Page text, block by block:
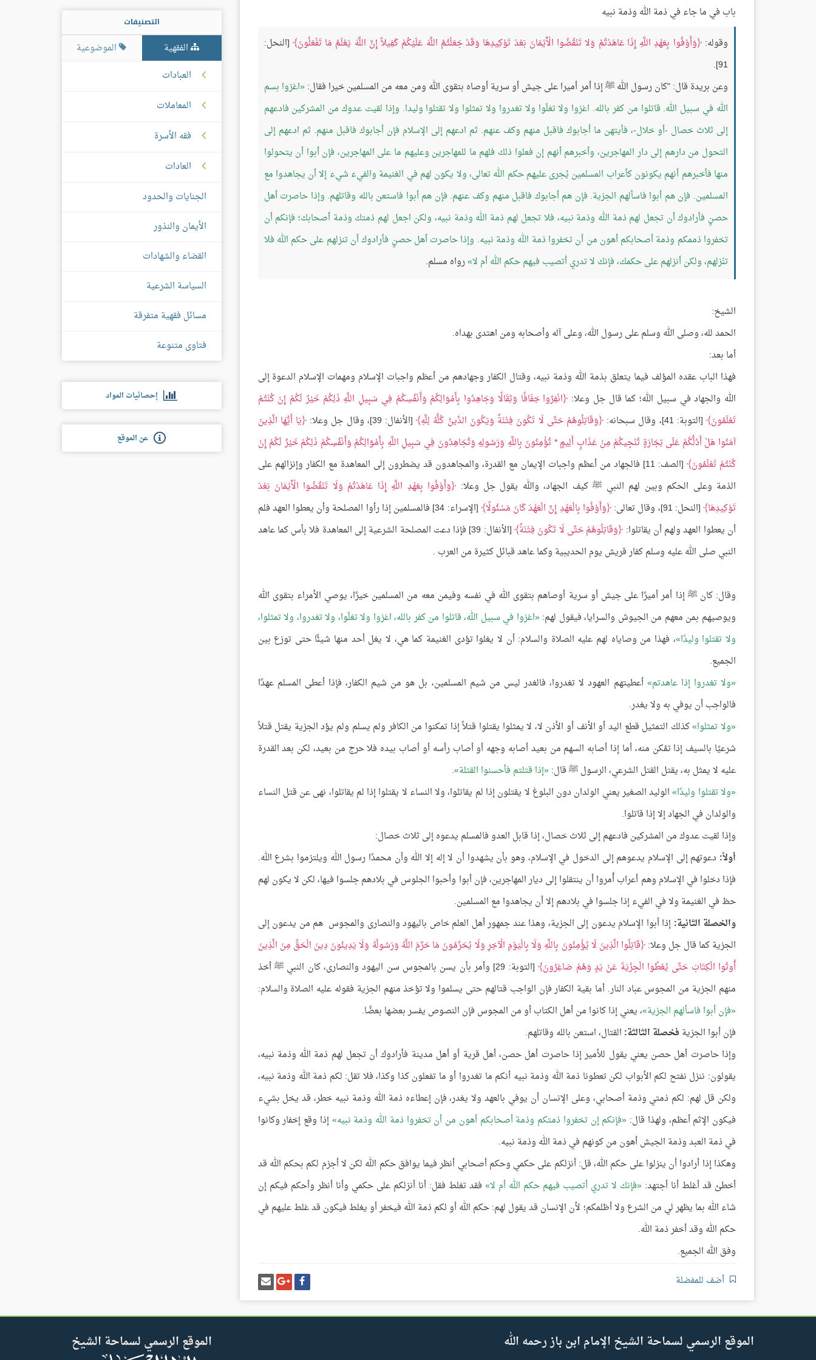
باب في ما جاء في ذمة الله وذمة نبيه
وقوله: وَأَوْفُوا بِعَهْدِ اللَّهِ إِذَا عَاهَدْتُمْ وَلا تَنْقُضُوا الْأَيْمَانَ بَعْدَ تَوْكِيدِهَا وَقَدْ جَعَلْتُمُ اللَّهَ عَلَيْكُمْ كَفِيلاً إِنَّ اللَّهَ يَعْلَمُ مَا تَفْعَلُونَ [النحل:
91].
وعن بريدة قال: "كان رسول الله ﷺ إذا أمر أميرا على جيش أو سرية أوصاه بتقوى الله ومن معه من المسلمين خيرا فقال: اغزوا بسم
الله في سبيل الله. قاتلوا من كفر بالله. اغزوا ولا تغلّوا ولا تغدروا ولا تمثلوا ولا تقتلوا وليدا. وإذا لقيت عدوك من المشركين فادعهم
إلى ثلاث خصال -أو خلال-، فأيتهن ما أجابوك فاقبل منهم وكف عنهم. ثم ادعهم إلى الإسلام فإن أجابوك فاقبل منهم. ثم ادعهم إلى
التحول من دارهم إلى دار المهاجرين، وأخبرهم أنهم إن فعلوا ذلك فلهم ما للمهاجرين وعليهم ما على المهاجرين، فإن أبوا أن يتحولوا
منها فأخبرهم أنهم يكونون كأعراب المسلمين يُجرى عليهم حكم الله تعالى، ولا يكون لهم في الغنيمة والفيء شيء إلا أن يجاهدوا مع
المسلمين. فإن هم أبوا فاسألهم الجزية. فإن هم أجابوك فاقبل منهم وكف عنهم. فإن هم أبوا فاستعن بالله وقاتلهم. وإذا حاصرت أهل
حصنٍ فأرادوك أن تجعل لهم ذمة الله وذمة نبيه، فلا تجعل لهم ذمة الله وذمة نبيه، ولكن اجعل لهم ذمتك وذمة أصحابك؛ فإنكم أن
تخفروا ذممكم وذمة أصحابكم أهون من أن تخفروا ذمة الله وذمة نبيه. وإذا حاصرت أهل حصنٍ فأرادوك أن تنزلهم على حكم الله فلا
تنْزلهم، ولكن أنزلهم على حكمك، فإنك لا تدري أتصيب فيهم حكم الله أم لا رواه مسلم.
الشيخ:
الحمد لله، وصلى الله وسلم على رسول الله، وعلى آله وأصحابه ومن اهتدى بهداه.
أما بعد:
فهذا الباب عقده المؤلف فيما يتعلق بذمة الله وذمة نبيه، وقتال الكفار وجهادهم من أعظم واجبات الإسلام ومهمات الإسلام الدعوة إلى
الله والجهاد في سبيل الله؛ كما قال جل وعلا: انْفِرُوا خِفَافًا وَثِقَالًا وَجَاهِدُوا بِأَمْوَالِكُمْ وَأَنْفُسِكُمْ فِي سَبِيلِ اللَّهِ ذَلِكُمْ خَيْرٌ لَكُمْ إِنْ كُنْتُمْ
تَعْلَمُونَ [التوبة: 41]، وقال سبحانه: وَقَاتِلُوهُمْ حَتَّى لَا تَكُونَ فِتْنَةٌ وَيَكُونَ الدِّينُ كُلُّهُ لِلَّهِ [الأنفال: 39]، وقال جل وعلا:
يَا أَيُّهَا الَّذِينَ
آمَنُوا هَلْ أَدُلُّكُمْ عَلَى تِجَارَةٍ تُنْجِيكُمْ مِنْ عَذَابٍ أَلِيمٍ * تُؤْمِنُونَ بِاللَّهِ وَرَسُولِهِ وَتُجَاهِدُونَ فِي سَبِيلِ اللَّهِ بِأَمْوَالِكُمْ وَأَنْفُسِكُمْ ذَلِكُمْ خَيْرٌ لَكُمْ إِنْ
كُنْتُمْ تَعْلَمُونَ
[الصف: 11] فالجهاد من أعظم واجبات الإيمان مع القدرة، والمجاهدون قد يضطرون إلى المعاهدة مع الكفار وإنزالهم على
الذمة وعلى الحكم وبين لهم النبي ﷺ كيف الجهاد، والله يقول جل وعلا:
وَأَوْفُوا بِعَهْدِ اللَّهِ إِذَا عَاهَدْتُمْ وَلَا تَنْقُضُوا الْأَيْمَانَ بَعْدَ
تَوْكِيدِهَا [النحل: 91]، وقال تعالى: وَأَوْفُوا بِالْعَهْدِ إِنَّ الْعَهْدَ كَانَ مَسْئُولًا
[الإسراء: 34] فالمسلمين إذا رأوا المصلحة وأن يعطوا العهد فلم
أن يعطوا العهد ولهم أن يقاتلوا: وَقَاتِلُوهُمْ حَتَّى لَا تَكُونَ فِتْنَةٌ
[الأنفال: 39] فإذا دعت المصلحة الشرعية إلى المعاهدة فلا بأس كما عاهد
النبي صلى الله عليه وسلم كفار قريش يوم الحديبية وكما عاهد قبائل كثيرة من العرب .
وقال: كان ﷺ إذا أمر أميرًا على جيش أو سرية أوصاهم بتقوى الله في نفسه وفيمن معه من المسلمين خيرًا، يوصي الأمراء بتقوى الله
ويوصيهم بمن معهم من الجيوش والسرايا، فيقول لهم: اغزوا في سبيل الله، قاتلوا من كفر بالله، اغزوا ولا تغلّوا، ولا تغدروا، ولا تمثلوا،
ولا تقتلوا وليدًا ، فهذا من وصاياه لهم عليه الصلاة والسلام: أن لا يغلوا تؤدى الغنيمة كما هي، لا يغل أحد منها شيئًا حتى توزع بين
الجميع.
ولا تغدروا إذا عاهدتم أعطيتهم العهود لا تغدروا، فالغدر ليس من شيم المسلمين، بل هو من شيم الكفار، فإذا أعطى المسلم عهدًا
فالواجب أن يوفي به ولا يغدر.
ولا تمثلوا كذلك التمثيل قطع اليد أو الأنف أو الأذن لا، لا يمثلوا يقتلوا قتلاً إذا تمكنوا من الكافر ولم يسلم ولم يؤد الجزية يقتل قتلاً
شرعيًا بالسيف إذا تمُكن منه، أما إذا أصابه السهم من بعيد أصابه وجهه أو أصاب رأسه أو أصاب بيده فلا حرج من بعيد، لكن بعد القدرة
عليه لا يمثل به، يقتل القتل الشرعي، الرسول ﷺ قال: إذا قتلتم فأحسنوا القتلة .
ولا تقتلوا وليدًا الوليد الصغير يعني الولدان دون البلوغ لا يقتلون إذا لم يقاتلوا، ولا النساء لا يقتلوا إذا لم يقاتلوا، نهى عن قتل النساء
والولدان في الجهاد إلا إذا قاتلوا.
وإذا لقيت عدوك من المشركين فادعهم إلى ثلاث خصال، إذا قابل العدو فالمسلم يدعوه إلى ثلاث خصال:
أولاً: دعوتهم إلى الإسلام يدعوهم إلى الدخول في الإسلام، وهو بأن يشهدوا أن لا إله إلا الله وأن محمدًا رسول الله ويلتزموا بشرع الله.
فإذا دخلوا في الإسلام وهم أعراب أُمروا أن ينتقلوا إلى ديار المهاجرين، فإن أبوا وأحبوا الجلوس في بلادهم جلسوا فيها، لكن لا يكون لهم
حظ في الغنيمة ولا في الفيء إذا جلسوا في بلادهم إلا أن يجاهدوا مع المسلمين.
والخصلة الثانية: إذا أبوا الإسلام يدعون إلى الجزية، وهذا عند جمهور أهل العلم خاص باليهود والنصارى والمجوس هم من يدعون إلى
الجزية كما قال جل وعلا: قَاتِلُوا الَّذِينَ لَا يُؤْمِنُونَ بِاللَّهِ وَلَا بِالْيَوْمِ الْآخِرِ وَلَا يُحَرِّمُونَ مَا حَرَّمَ اللَّهُ وَرَسُولُهُ وَلَا يَدِينُونَ دِينَ الْحَقِّ مِنَ الَّذِينَ
أُوتُوا الْكِتَابَ حَتَّى يُعْطُوا الْجِزْيَةَ عَنْ يَدٍ وَهُمْ صَاغِرُونَ
[التوبة: 29] وأمر بأن يسن بالمجوس سن اليهود والنصارى، كان النبي ﷺ أخذ
منهم الجزية من المجوس عباد النار. أما بقية الكفار فإن الواجب قتالهم حتى يسلموا ولا تؤخذ منهم الجزية فقوله عليه الصلاة والسلام:
فإن أبوا فاسألهم الجزية ، يعني إذا كانوا من أهل الكتاب أو من المجوس فإن النصوص يفسر بعضها بعضًا.
فإن أبوا الجزيةفخصلة الثالثة: القتال، استعن بالله وقاتلهم.
وإذا حاصرت أهل حصن يعني يقول للأمير إذا حاصرت أهل حصن، أهل قرية أو أهل مدينة فأرادوك أن تجعل لهم ذمة الله وذمة نبيه،
يقولون: ننزل نفتح لكم الأبواب لكن تعطونا ذمة الله وذمة نبيه أنكم ما تغدروا أو ما تفعلون كذا وكذا، فلا تقل: لكم ذمة الله وذمة نبيه،
ولكن قل لهم: لكم ذمتي وذمة أصحابي، وعلى الإنسان أن يوفي بالعهد ولا يغدر، فإن إعطاءه ذمة الله وذمة نبيه خطر، قد يخل بشيء
فيكون الإثم أعظم، ولهذا قال: فإنكم إن تخفروا ذمتكم وذمة أصحابكم أهون من أن تخفروا ذمة الله وذمة نبيه إذا وقع إخفار وكانوا
في ذمة العبد وذمة الجيش أهون من كونهم في ذمة الله وذمة نبيه.
وهكذا إذا أرادوا أن ينزلوا على حكم الله، قل: أنزلكم على حكمي وحكم أصحابي أنظر فيما يوافق حكم الله لكن لا أجزم لكم بحكم الله قد
أخطئ قد أغلط أنا أجتهد: فإنك لا تدري أتصيب فيهم حكم الله أم لا فقد تغلط فقل: أنا أنزلكم على حكمي وأنا أنظر وأحكم فيكم إن
شاء الله بما يظهر لي من الشرع ولا أظلمكم؛ لأن الإنسان قد يقول لهم: حكم الله أو لكم ذمة الله فيخفر أو يغلط فيكون قد غلط عليهم في
حكم الله وقد أخفر ذمة الله.
وفق الله الجميع.
أضف للمفضلة
شارك
على
فيسبوك
شارك
على
غوغل
بلس
إرسل
إيميل
التصنيفات
الفقهية
الموضوعية
العبادات
المعاملات
فقه الأسرة
العادات
الجنايات والحدود
الأيمان والنذور
القضاء والشهادات
السياسة الشرعية
مسائل فقهية متفرقة
فتاوى متنوعة
إحصائيات المواد
عن الموقع
الموقع الرسمي لسماحة الشيخ الإمام ابن باز رحمه الله الموقع الرسمي لسماحة الشيخ